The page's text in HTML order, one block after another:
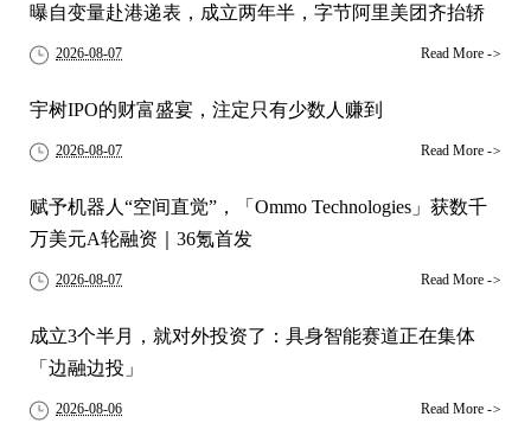
曝自变量赴港递表，成立两年半，字节阿里美团齐抬轿
2026-08-07 Read More ->
宇树IPO的财富盛宴，注定只有少数人赚到
2026-08-07 Read More ->
赋予机器人“空间直觉”，「Ommo Technologies」获数千
万美元A轮融资｜36氪首发
2026-08-07 Read More ->
成立3个半月，就对外投资了：具身智能赛道正在集体
「边融边投」
2026-08-06 Read More ->